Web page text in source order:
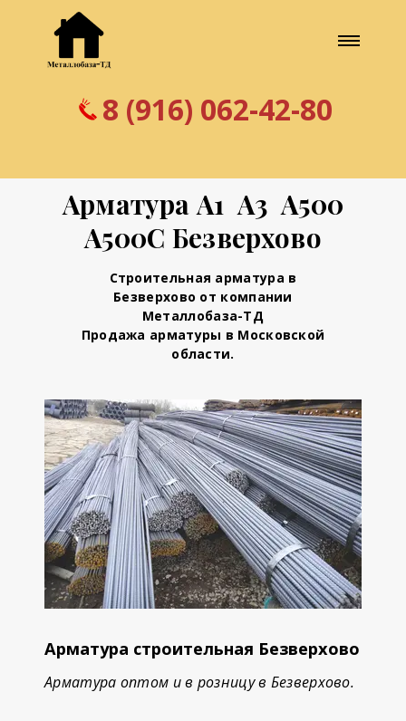
8 (916) 062-42-80
Арматура А1 А3 А500
А500С Безверхово
Строительная арматура в
Безверхово от компании
Металлобаза-ТД
Продажа арматуры в Московской
области.
Арматура строительная Безверхово
Арматура оптом и в розницу в Безверхово.